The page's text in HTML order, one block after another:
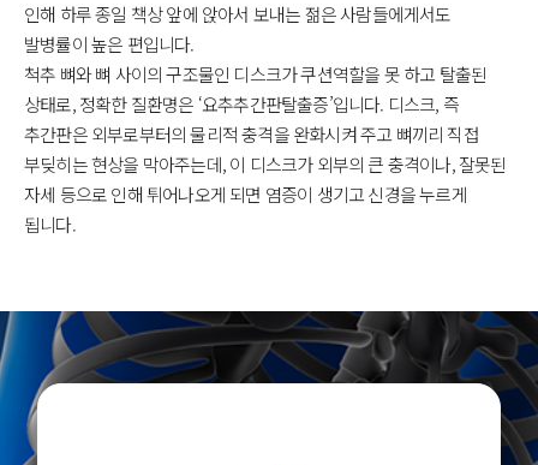
인해 하루 종일 책상 앞에 앉아서 보내는 젊은 사람들에게서도
발병률이 높은 편입니다.
척추 뼈와 뼈 사이의 구조물인 디스크가 쿠션역할을 못 하고 탈출된
상태로, 정확한 질환명은 ‘요추추간판탈출증’입니다. 디스크, 즉
추간판은 외부로부터의 물리적 충격을 완화시켜 주고뼈끼리 직접
부딪히는 현상을 막아주는데, 이 디스크가 외부의 큰 충격이나, 잘못된
자세 등으로 인해 튀어나오게 되면 염증이 생기고 신경을 누르게
됩니다.